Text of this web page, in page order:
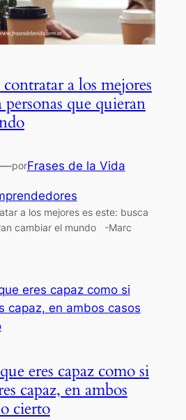
a los mejores
personas que quieran
—porFrases de la Vida
a los mejores es este: busca
cambiar el mundo -Marc
eres capaz como si
capaz, en ambos
cierto